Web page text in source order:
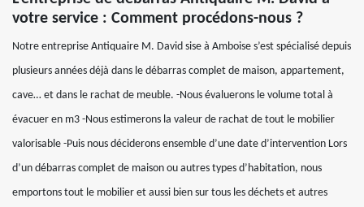
votre service : Comment procédons-nous ?
Notre entreprise Antiquaire M. David sise à Amboise s’est spécialisé depuis
plusieurs années déjà dans le débarras complet de maison, appartement,
cave… et dans le rachat de meuble. -Nous évaluerons le volume total à
évacuer en m3 -Nous estimerons la valeur de rachat de tout le mobilier
valorisable -Puis nous déciderons ensemble d’une date d’intervention Lors
d’un débarras complet de maison ou autres types d’habitation, nous
emportons tout le mobilier et aussi bien sur tous les déchets et autres